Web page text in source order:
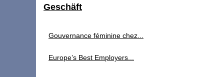
Geschäft
Gouvernance féminine chez...
Europe’s Best Employers...